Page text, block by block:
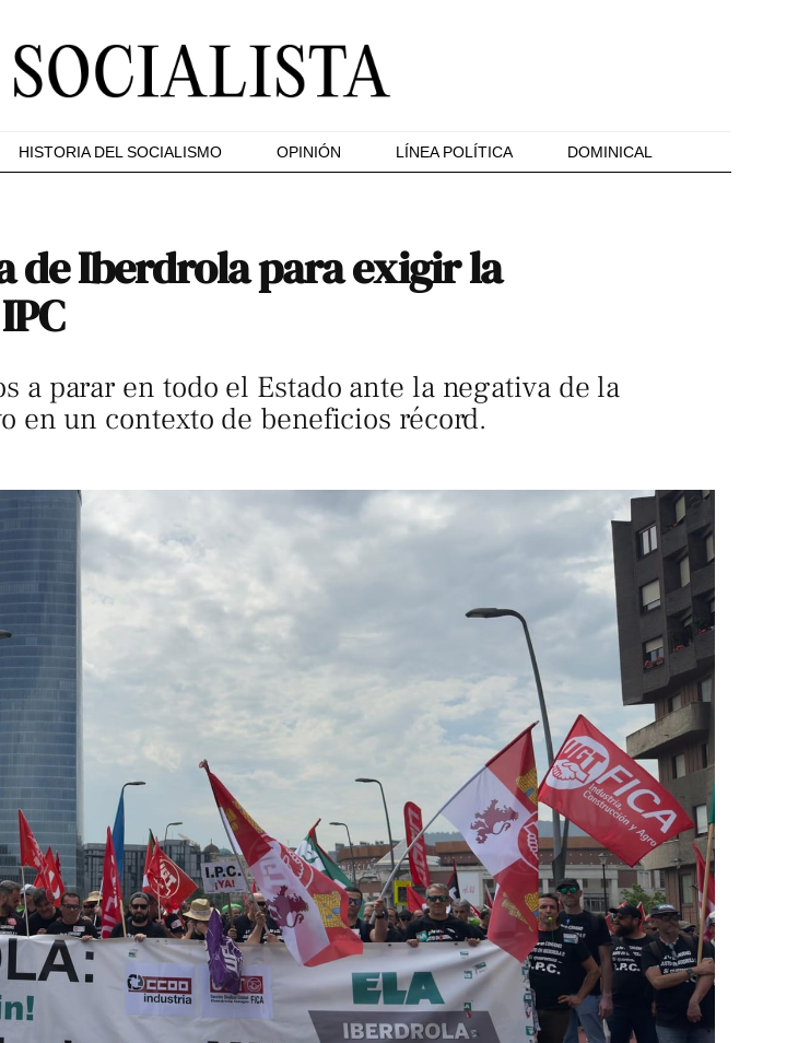
HISTORIA DEL SOCIALISMO OPINIÓN LÍNEA POLÍTICA DOMINICAL
de Iberdrola para exigir la
a parar en todo el Estado ante la negativa de la
en un contexto de beneficios récord.